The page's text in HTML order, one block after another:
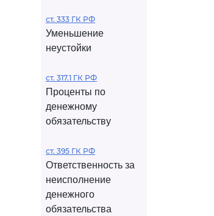
ст. 333 ГК РФ
Уменьшение
неустойки
ст. 317.1 ГК РФ
Проценты по
денежному
обязательству
ст. 395 ГК РФ
Ответственность за
неисполнение
денежного
обязательства